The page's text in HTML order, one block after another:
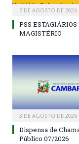
7 DE AGOSTO DE 2026
PSS ESTAGIÁRIOS
MAGISTÉRIO
3 DE AGOSTO DE 2026
Dispensa de
Público 07/2026